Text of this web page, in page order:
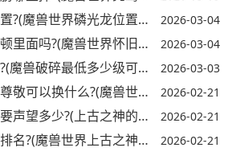
魔兽世界磷光龙位置在哪) 2026-03-04
魔兽世界怀旧服无名预言者在哪) 2026-03-04
兽破碎最低多少级可以进) 2026-03-03
?(魔兽世界战歌达到尊敬可以换什么技能) 2026-02-21
?(上古之神的甲壳换衣服要啥材料) 2026-02-21
魔兽世界上古之神排名前十) 2026-02-21